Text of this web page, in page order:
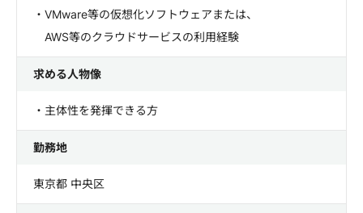
・VMware等の仮想化ソフトウェアまたは、
AWS等のクラウドサービスの利用経験
求める人物像
・主体性を発揮できる方
勤務地
東京都 中央区